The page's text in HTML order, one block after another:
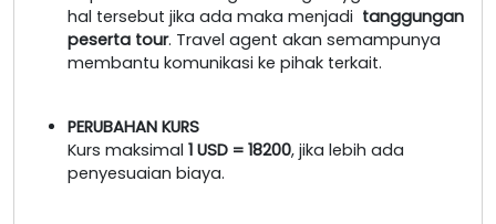
hal tersebut jika ada maka menjadi tanggungan
peserta tour. Travel agent akan semampunya
membantu komunikasi ke pihak terkait.
PERUBAHAN KURS
Kurs maksimal 1 USD = 18200, jika lebih ada
penyesuaian biaya.